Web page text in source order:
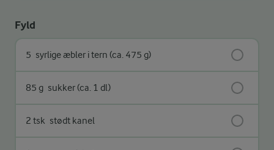
Fyld
5 syrlige æbler i tern (ca. 475 g)
85 g sukker (ca. 1 dl)
2 tsk stødt kanel